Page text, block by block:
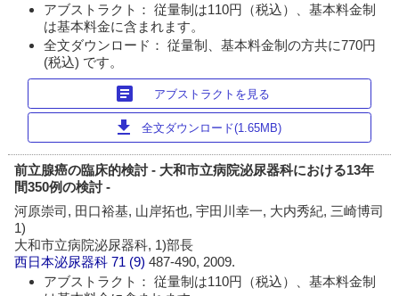
アブストラクト： 従量制は110円（税込）、基本料金制
は基本料金に含まれます。
全文ダウンロード： 従量制、基本料金制の方共に770円
(税込) です。
article アブストラクトを見る
download 全文ダウンロード(1.65MB)
前立腺癌の臨床的検討 - 大和市立病院泌尿器科における13年
間350例の検討 -
河原崇司, 田口裕基, 山岸拓也, 宇田川幸一, 大内秀紀, 三崎博司
1)
大和市立病院泌尿器科, 1)部長
西日本泌尿器科 71 (9)487-490, 2009.
アブストラクト： 従量制は110円（税込）、基本料金制